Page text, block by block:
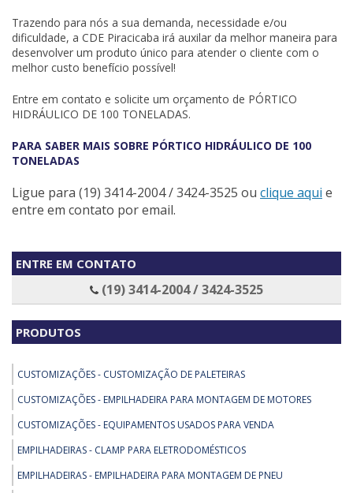
Trazendo para nós a sua demanda, necessidade e/ou
dificuldade, a CDE Piracicaba irá auxilar da melhor maneira para
desenvolver um produto único para atender o cliente com o
melhor custo benefício possível!
Entre em contato e solicite um orçamento de PÓRTICO
HIDRÁULICO DE 100 TONELADAS.
PARA SABER MAIS SOBRE PÓRTICO HIDRÁULICO DE 100
TONELADAS
Ligue para (19) 3414-2004 / 3424-3525 ou clique aqui e
entre em contato por email.
ENTRE EM CONTATO
(19) 3414-2004 / 3424-3525
PRODUTOS
CUSTOMIZAÇÕES - CUSTOMIZAÇÃO DE PALETEIRAS
CUSTOMIZAÇÕES - EMPILHADEIRA PARA MONTAGEM DE MOTORES
CUSTOMIZAÇÕES - EQUIPAMENTOS USADOS PARA VENDA
EMPILHADEIRAS - CLAMP PARA ELETRODOMÉSTICOS
EMPILHADEIRAS - EMPILHADEIRA PARA MONTAGEM DE PNEU